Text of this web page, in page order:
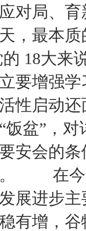
对局、
天，最
来说，
要增强
启动还
饭盆”，
安会的
。 在今
展进步
有增，